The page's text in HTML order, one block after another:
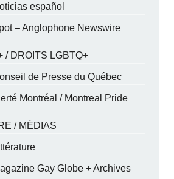
español
– Anglophone Newswire
/ DROITS LGBTQ+
de Presse du Québec
Montréal / Montreal Pride
/ MÉDIAS
Gay Globe + Archives